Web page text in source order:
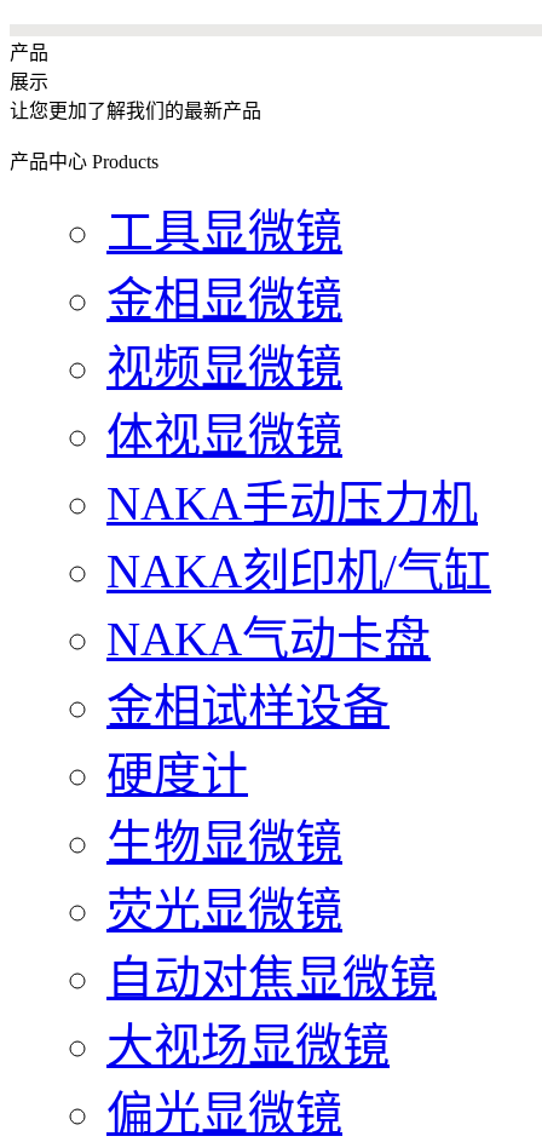
产品
展示
让您更加了解我们的最新产品
产品中心 Products
工具显微镜
金相显微镜
视频显微镜
体视显微镜
NAKA手动压力机
NAKA刻印机/气缸
NAKA气动卡盘
金相试样设备
硬度计
生物显微镜
荧光显微镜
自动对焦显微镜
大视场显微镜
偏光显微镜